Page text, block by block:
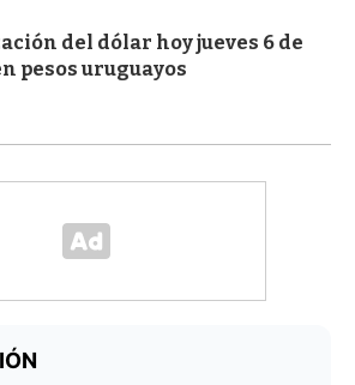
del dólar hoy jueves 6 de
pesos uruguayos